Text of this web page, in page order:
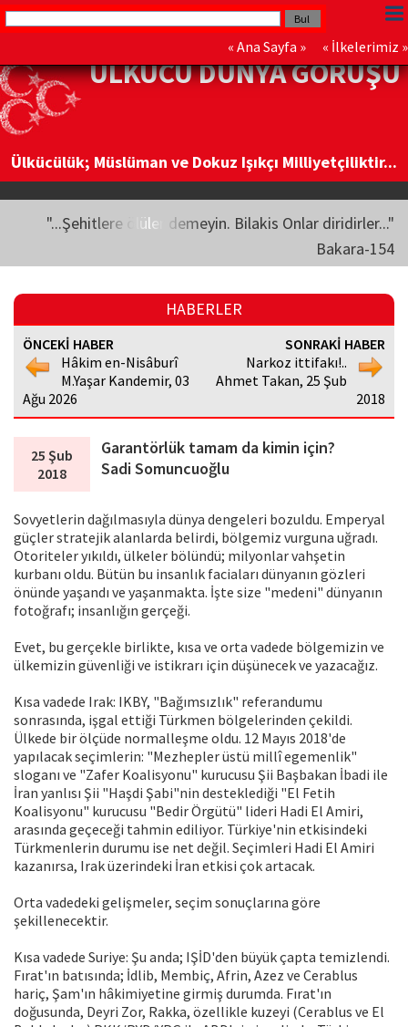
« Ana Sayfa » « İlkelerimiz »
ÜLKÜCÜ DÜNYA GÖRÜŞÜ
Ülkücülük; Müslüman ve Dokuz Işıkçı Milliyetçiliktir...
"...Şehitlere ölüler demeyin. Bilakis Onlar diridirler..."
Bakara-154
HABERLER
ÖNCEKİ HABER
Hâkim en-Nisâburî
M.Yaşar Kandemir, 03
Ağu 2026
SONRAKİ HABER
Narkoz ittifakı!..
Ahmet Takan, 25 Şub
2018
25 Şub
2018
Garantörlük tamam da kimin için?
Sadi Somuncuoğlu
Sovyetlerin dağılmasıyla dünya dengeleri bozuldu. Emperyal
güçler stratejik alanlarda belirdi, bölgemiz vurguna uğradı.
Otoriteler yıkıldı, ülkeler bölündü; milyonlar vahşetin
kurbanı oldu. Bütün bu insanlık faciaları dünyanın gözleri
önünde yaşandı ve yaşanmakta. İşte size "medeni" dünyanın
fotoğrafı; insanlığın gerçeği.
Evet, bu gerçekle birlikte, kısa ve orta vadede bölgemizin ve
ülkemizin güvenliği ve istikrarı için düşünecek ve yazacağız.
Kısa vadede Irak: IKBY, "Bağımsızlık" referandumu
sonrasında, işgal ettiği Türkmen bölgelerinden çekildi.
Ülkede bir ölçüde normalleşme oldu. 12 Mayıs 2018'de
yapılacak seçimlerin: "Mezhepler üstü millî egemenlik"
sloganı ve "Zafer Koalisyonu" kurucusu Şii Başbakan İbadi ile
İran yanlısı Şii "Haşdi Şabi"nin desteklediği "El Fetih
Koalisyonu" kurucusu "Bedir Örgütü" lideri Hadi El Amiri,
arasında geçeceği tahmin ediliyor. Türkiye'nin etkisindeki
Türkmenlerin durumu ise net değil. Seçimleri Hadi El Amiri
kazanırsa, Irak üzerindeki İran etkisi çok artacak.
Orta vadedeki gelişmeler, seçim sonuçlarına göre
şekillenecektir.
Kısa vadede Suriye: Şu anda; IŞİD'den büyük çapta temizlendi.
Fırat'ın batısında; İdlib, Membiç, Afrin, Azez ve Cerablus
hariç, Şam'ın hâkimiyetine girmiş durumda. Fırat'ın
doğusunda, Deyri Zor, Rakka, özellikle kuzeyi (Cerablus ve El